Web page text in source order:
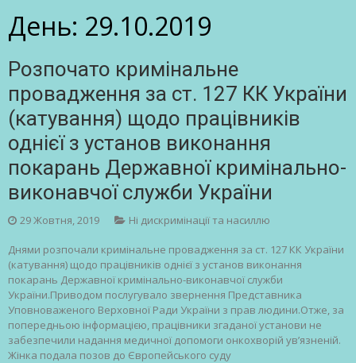
День: 29.10.2019
Розпочато кримінальне
провадження за ст. 127 КК України
(катування) щодо працівників
однієї з установ виконання
покарань Державної кримінально-
виконавчої служби України
29 Жовтня, 2019 Ні дискримінації та насиллю
Днями розпочали кримінальне провадження за ст. 127 КК України
(катування) щодо працівників однієї з установ виконання
покарань Державної кримінально-виконавчої служби
України.Приводом послугувало звернення Представника
Уповноваженого Верховної Ради України з прав людини.Отже, за
попередньою інформацією, працівники згаданої установи не
забезпечили надання медичної допомоги онкохворій ув’язненій.
Жінка подала позов до Європейського суду